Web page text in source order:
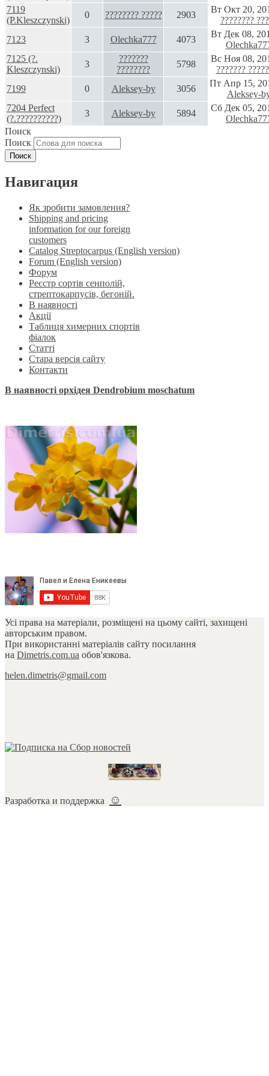
7119
(P.Kleszczynski)
0 ???????? ????? 2903
Вт Окт 20,
????????
7123
3 Olechka777 4073
Вт Дек 08,
7125 (?.
Kleszczynski)
3
???????
????????
5798
Вс Ноя 08,
???????
7199
0 Aleksey-by 3056
Пт Апр 15,
Aleksey-
7204 Perfect
(?.??????????)
3 Aleksey-by 5894
Сб Дек 05,
Поиск
Поиск
Навигация
Як зробити замовлення?
Shipping and pricing
information for our foreign
customers
Catalog Streptocarpus (English version)
Forum (English version)
Форум
Реєстр сортів сенполій,
стрептокарпусів, бегоній.
В наявності
Акції
Таблиця химерних спортів
фіалок
Статті
Стара версія сайту
Контакти
В наявності орхідея Dendrobium moschatum
Усі права на матеріали, розміщені на цьому сайті, захищені
авторським правом.
При використанні матеріалів сайту посилання
на Dimetris.com.ua обов'язкова.
helen.dimetris@gmail.com
Разработка и поддержка ☺